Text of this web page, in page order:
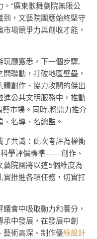
”廣東歌舞劇院無限公
到，文藝院團應始終堅守
場競爭力與創收才能，
玩廳獲悉，下一個步驟,
聯動，打破地區壁壘，
創作、協力攻關的傑出
公共文明服務中，推動
藝市場。同時,將鼎力推介
名導、名總監。
共識：此次考評為權衡
科學評價標準——創作、
院團將以這5個維度為
推進各項任務，切實扛
會中吸取動力和養分，
中發展，在發展中創
藝術高深、制作優綠設計